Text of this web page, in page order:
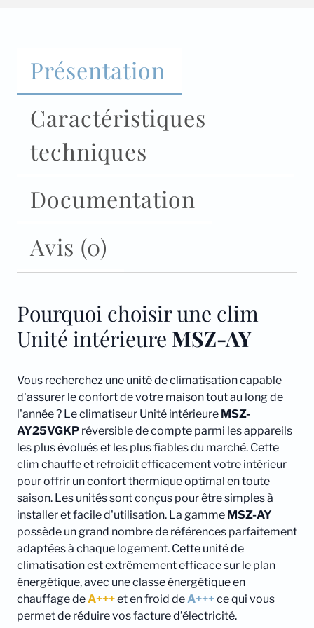
Présentation
Caractéristiques
techniques
Documentation
Avis (0)
Pourquoi choisir une clim
Unité intérieure MSZ-AY
Vous recherchez une unité de climatisation capable
d'assurer le confort de votre maison tout au long de
l'année ? Le climatiseur Unité intérieure MSZ-
AY25VGKP réversible de compte parmi les appareils
les plus évolués et les plus fiables du marché. Cette
clim chauffe et refroidit efficacement votre intérieur
pour offrir un confort thermique optimal en toute
saison. Les unités sont conçus pour être simples à
installer et facile d'utilisation. La gamme MSZ-AY
possède un grand nombre de références parfaitement
adaptées à chaque logement. Cette unité de
climatisation est extrêmement efficace sur le plan
énergétique, avec une classe énergétique en
chauffage deA+++et en froid deA+++ce qui vous
permet de réduire vos facture d’électricité.